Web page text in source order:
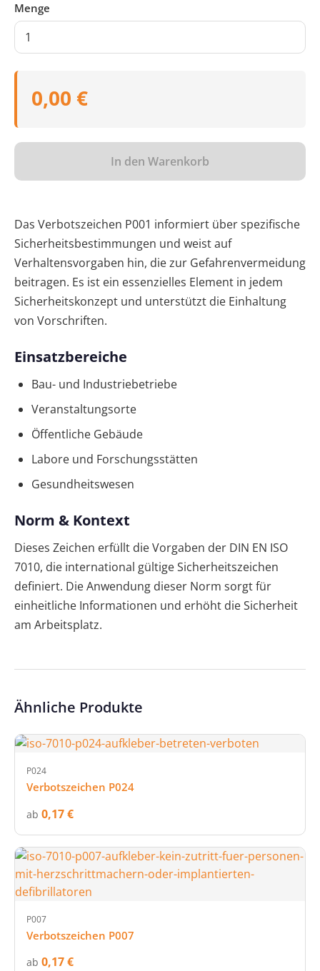
Menge
0,00 €
In den Warenkorb
Das Verbotszeichen P001 informiert über spezifische
Sicherheitsbestimmungen und weist auf
Verhaltensvorgaben hin, die zur Gefahrenvermeidung
beitragen. Es ist ein essenzielles Element in jedem
Sicherheitskonzept und unterstützt die Einhaltung
von Vorschriften.
Einsatzbereiche
Bau- und Industriebetriebe
Veranstaltungsorte
Öffentliche Gebäude
Labore und Forschungsstätten
Gesundheitswesen
Norm & Kontext
Dieses Zeichen erfüllt die Vorgaben der DIN EN ISO
7010, die international gültige Sicherheitszeichen
definiert. Die Anwendung dieser Norm sorgt für
einheitliche Informationen und erhöht die Sicherheit
am Arbeitsplatz.
Ähnliche Produkte
P024
Verbotszeichen P024
ab 0,17 €
P007
Verbotszeichen P007
ab 0,17 €